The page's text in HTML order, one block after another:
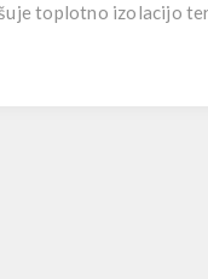
toplotno izolacijo